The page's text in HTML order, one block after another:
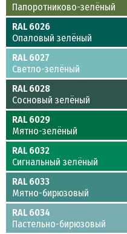
Папоротниково-зелёный
RAL 6026
Опаловый зелёный
RAL 6027
Светло-зелёный
RAL 6028
Сосновый зелёный
RAL 6029
Мятно-зелёный
RAL 6032
Сигнальный зелёный
RAL 6033
Мятно-бирюзовый
RAL 6034
Пастельно-бирюзовый